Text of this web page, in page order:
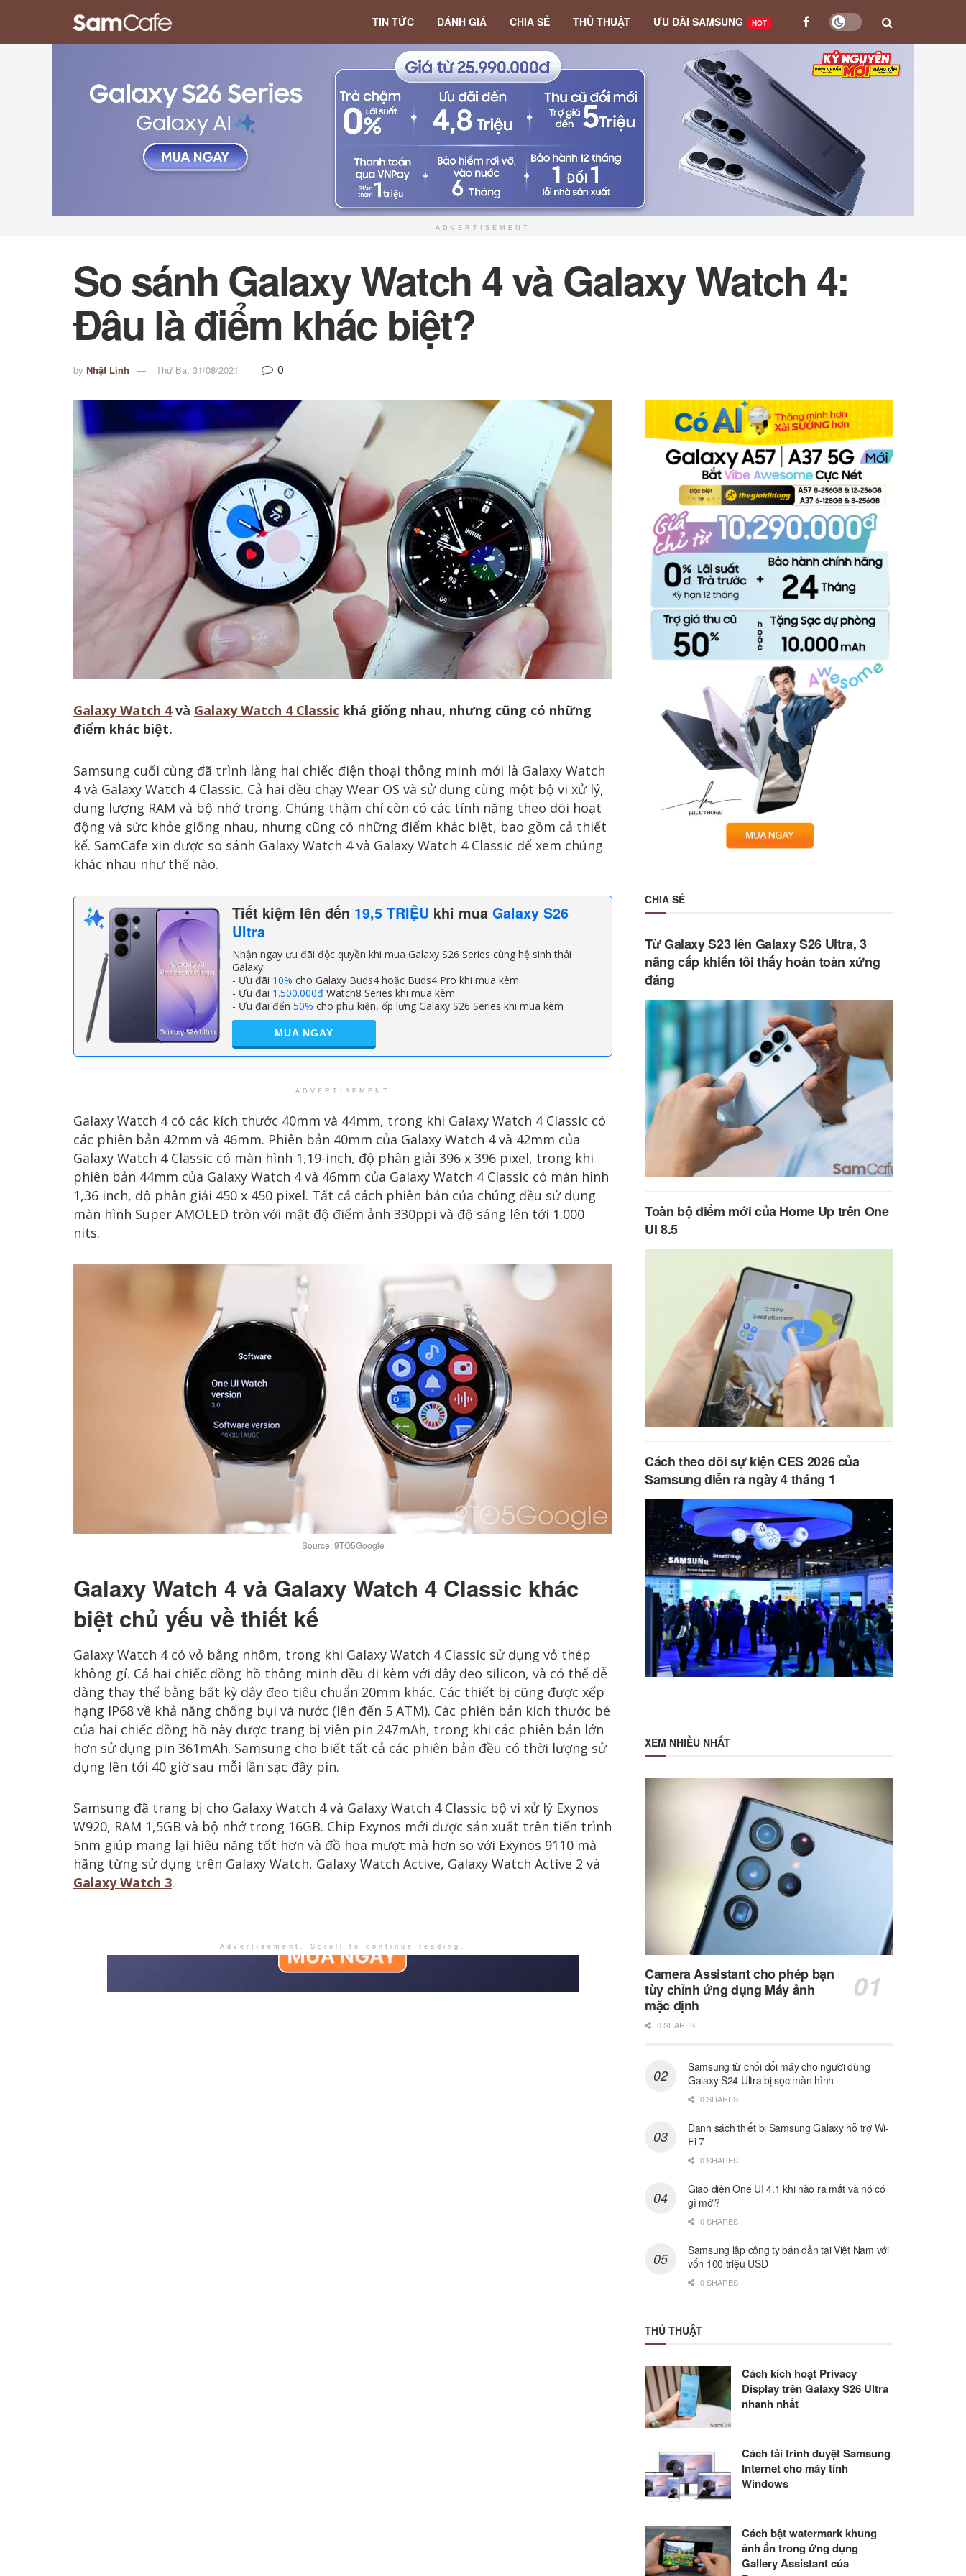
TIN TỨC ĐÁNH GIÁ CHIA SẺ THỦ THUẬT ƯU ĐÃI SAMSUNG HOT
ADVERTISEMENT
So sánh Galaxy Watch 4 và Galaxy Watch 4:
Đâu là điểm khác biệt?
by Nhật Linh Thứ Ba, 31/08/2021 0
Galaxy Watch 4và Galaxy Watch 4 Classic khá giống nhau, nhưng cũng có những
điểm khác biệt.
Samsung cuối cùng đã trình làng hai chiếc điện thoại thông minh mới là Galaxy Watch
4 và Galaxy Watch 4 Classic. Cả hai đều chạy Wear OS và sử dụng cùng một bộ vi xử lý,
dung lượng RAM và bộ nhớ trong. Chúng thậm chí còn có các tính năng theo dõi hoạt
động và sức khỏe giống nhau, nhưng cũng có những điểm khác biệt, bao gồm cả thiết
kế. SamCafe xin được so sánh Galaxy Watch 4 và Galaxy Watch 4 Classic để xem chúng
khác nhau như thế nào.
Tiết kiệm lên đến 19,5 TRIỆU khi mua Galaxy S26
Ultra
Nhận ngay ưu đãi độc quyền khi mua Galaxy S26 Series cùng hệ sinh thái
Galaxy:
- Ưu đãi 10% cho Galaxy Buds4 hoặc Buds4 Pro khi mua kèm
- Ưu đãi 1.500.000đ Watch8 Series khi mua kèm
- Ưu đãi đến 50% cho phụ kiện, ốp lưng Galaxy S26 Series khi mua kèm
MUA NGAY
ADVERTISEMENT
Galaxy Watch 4 có các kích thước 40mm và 44mm, trong khi Galaxy Watch 4 Classic có
các phiên bản 42mm và 46mm. Phiên bản 40mm của Galaxy Watch 4 và 42mm của
Galaxy Watch 4 Classic có màn hình 1,19-inch, độ phân giải 396 x 396 pixel, trong khi
phiên bản 44mm của Galaxy Watch 4 và 46mm của Galaxy Watch 4 Classic có màn hình
1,36 inch, độ phân giải 450 x 450 pixel. Tất cả cách phiên bản của chúng đều sử dụng
màn hình Super AMOLED tròn với mật độ điểm ảnh 330ppi và độ sáng lên tới 1.000
nits.
Source: 9TO5Google
Galaxy Watch 4 và Galaxy Watch 4 Classic khác
biệt chủ yếu về thiết kế
Galaxy Watch 4 có vỏ bằng nhôm, trong khi Galaxy Watch 4 Classic sử dụng vỏ thép
không gỉ. Cả hai chiếc đồng hồ thông minh đều đi kèm với dây đeo silicon, và có thể dễ
dàng thay thế bằng bất kỳ dây đeo tiêu chuẩn 20mm khác. Các thiết bị cũng được xếp
hạng IP68 về khả năng chống bụi và nước (lên đến 5 ATM). Các phiên bản kích thước bé
của hai chiếc đồng hồ này được trang bị viên pin 247mAh, trong khi các phiên bản lớn
hơn sử dụng pin 361mAh. Samsung cho biết tất cả các phiên bản đều có thời lượng sử
dụng lên tới 40 giờ sau mỗi lần sạc đầy pin.
Samsung đã trang bị cho Galaxy Watch 4 và Galaxy Watch 4 Classic bộ vi xử lý Exynos
W920, RAM 1,5GB và bộ nhớ trong 16GB. Chip Exynos mới được sản xuất trên tiến trình
5nm giúp mang lại hiệu năng tốt hơn và đồ họa mượt mà hơn so với Exynos 9110 mà
hãng từng sử dụng trên Galaxy Watch, Galaxy Watch Active, Galaxy Watch Active 2 và
Galaxy Watch 3.
Advertisement. Scroll to continue reading.
CHIA SẺ
Từ Galaxy S23 lên Galaxy S26 Ultra, 3
nâng cấp khiến tôi thấy hoàn toàn xứng
đáng
Toàn bộ điểm mới của Home Up trên One
UI 8.5
Cách theo dõi sự kiện CES 2026 của
Samsung diễn ra ngày 4 tháng 1
XEM NHIỀU NHẤT
Camera Assistant cho phép bạn
tùy chỉnh ứng dụng Máy ảnh
mặc định
0 SHARES
Samsung từ chối đổi máy cho người dùng
Galaxy S24 Ultra bị sọc màn hình
0 SHARES
Danh sách thiết bị Samsung Galaxy hỗ trợ Wi-
Fi 7
0 SHARES
Giao diện One UI 4.1 khi nào ra mắt và nó có
gì mới?
0 SHARES
Samsung lập công ty bán dẫn tại Việt Nam với
vốn 100 triệu USD
0 SHARES
THỦ THUẬT
Cách kích hoạt Privacy
Display trên Galaxy S26 Ultra
nhanh nhất
Cách tải trình duyệt Samsung
Internet cho máy tính
Windows
Cách bật watermark khung
ảnh ẩn trong ứng dụng
Gallery Assistant của